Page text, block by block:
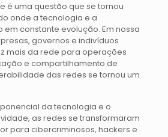
é uma questão que se tornou
onde a tecnologia e a
constante evolução. Em nossa
governos e indivíduos
mais da rede para operações
e compartilhamento de
das redes se tornou um
da tecnologia e o
as redes se transformaram
para cibercriminosos, hackers e